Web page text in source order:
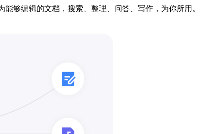
够编辑的文档，搜索、整理、问答、写作，为你所用。